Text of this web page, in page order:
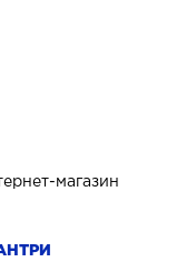
магазин